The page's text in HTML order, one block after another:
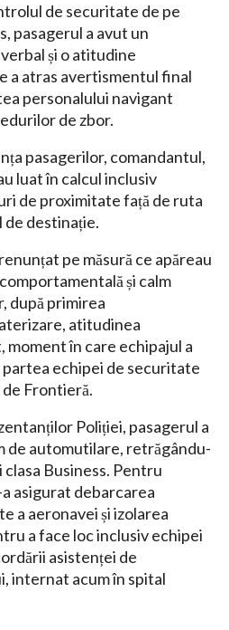
de securitate de pe
pasagerul a avut un
și o atitudine
a atras avertismentul final
personalului navigant
de zbor.
pasagerilor, comandantul,
luat în calcul inclusiv
de proximitate față de ruta
de destinație.
pe măsură ce apăreau
și calm
după primirea
atitudinea
moment în care echipajul a
echipei de securitate
de Frontieră.
Poliției, pasagerul a
de automutilare, retrăgându-
clasa Business. Pentru
asigurat debarcarea
a aeronavei și izolarea
a face loc inclusiv echipei
asistenței de
internat acum în spital